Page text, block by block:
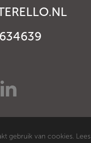
gebruik van cookies. Lees